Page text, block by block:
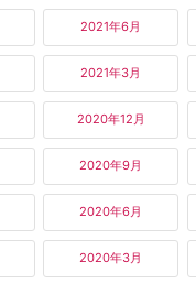
2021年6月
2021年3月
2020年12月
2020年9月
2020年6月
2020年3月